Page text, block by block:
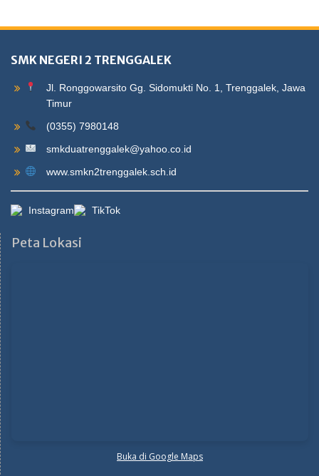
SMK NEGERI 2 TRENGGALEK
Jl. Ronggowarsito Gg. Sidomukti No. 1, Trenggalek, Jawa
Timur
(0355) 7980148
smkduatrenggalek@yahoo.co.id
www.smkn2trenggalek.sch.id
Instagram TikTok
Peta Lokasi
Buka di Google Maps